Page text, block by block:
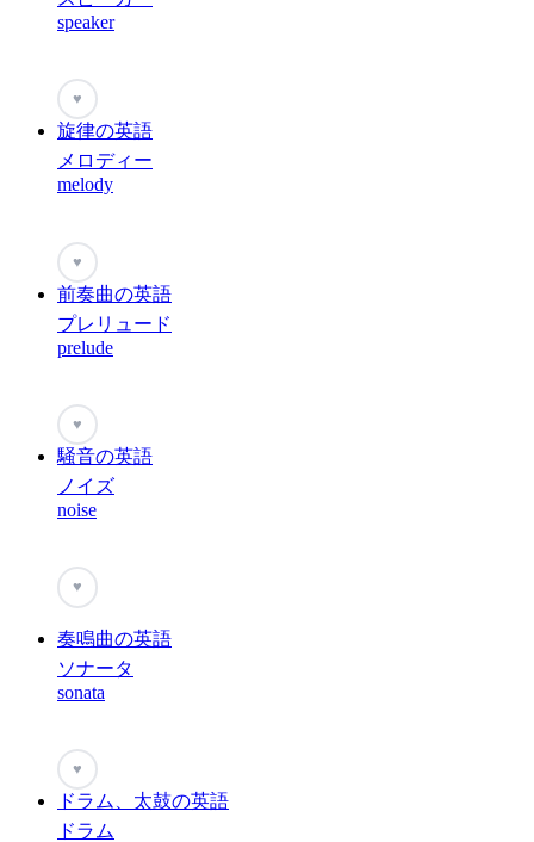
speaker
♥
旋律の英語
メロディー
melody
♥
前奏曲の英語
プレリュード
prelude
♥
騒音の英語
ノイズ
noise
♥
奏鳴曲の英語
ソナータ
sonata
♥
ドラム、太鼓の英語
ドラム